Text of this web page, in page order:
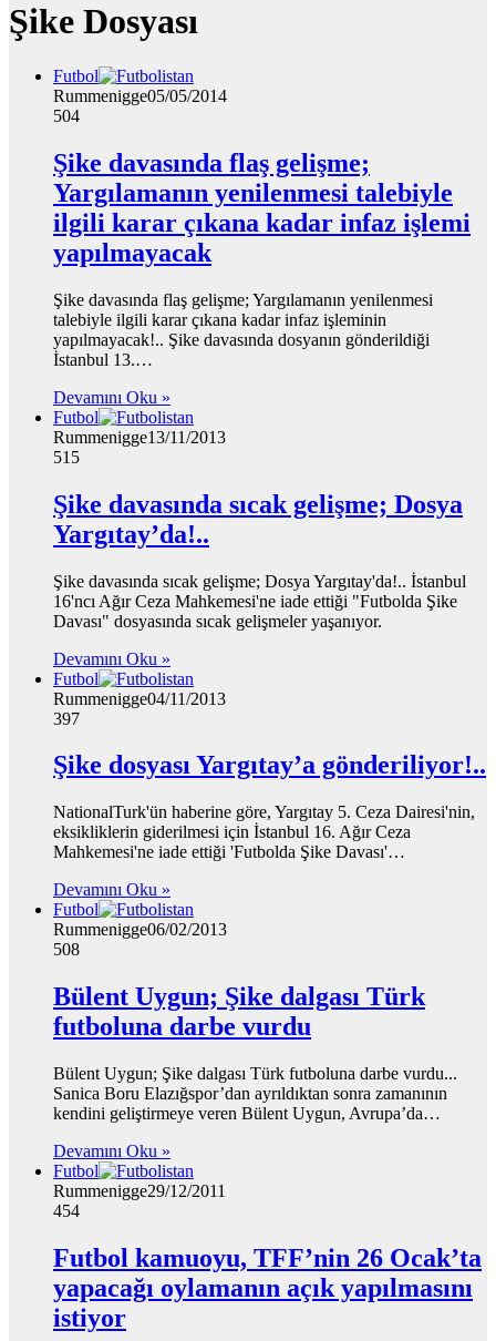
Şike Dosyası
Futbol
Rummenigge05/05/2014
504
Şike davasında flaş gelişme;
Yargılamanın yenilenmesi talebiyle
ilgili karar çıkana kadar infaz işlemi
yapılmayacak
Şike davasında flaş gelişme; Yargılamanın yenilenmesi
talebiyle ilgili karar çıkana kadar infaz işleminin
yapılmayacak!.. Şike davasında dosyanın gönderildiği
İstanbul 13.…
Devamını Oku »
Futbol
Rummenigge13/11/2013
515
Şike davasında sıcak gelişme; Dosya
Yargıtay’da!..
Şike davasında sıcak gelişme; Dosya Yargıtay'da!.. İstanbul
16'ncı Ağır Ceza Mahkemesi'ne iade ettiği "Futbolda Şike
Davası" dosyasında sıcak gelişmeler yaşanıyor.
Devamını Oku »
Futbol
Rummenigge04/11/2013
397
Şike dosyası Yargıtay’a gönderiliyor!..
NationalTurk'ün haberine göre, Yargıtay 5. Ceza Dairesi'nin,
eksikliklerin giderilmesi için İstanbul 16. Ağır Ceza
Mahkemesi'ne iade ettiği 'Futbolda Şike Davası'…
Devamını Oku »
Futbol
Rummenigge06/02/2013
508
Bülent Uygun; Şike dalgası Türk
futboluna darbe vurdu
Bülent Uygun; Şike dalgası Türk futboluna darbe vurdu...
Sanica Boru Elazığspor’dan ayrıldıktan sonra zamanının
kendini geliştirmeye veren Bülent Uygun, Avrupa’da…
Devamını Oku »
Futbol
Rummenigge29/12/2011
454
Futbol kamuoyu, TFF’nin 26 Ocak’ta
yapacağı oylamanın açık yapılmasını
istiyor